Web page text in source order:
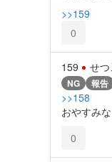
>>159
0
159 せつ
NG 報告
>>158
おやすみ
0